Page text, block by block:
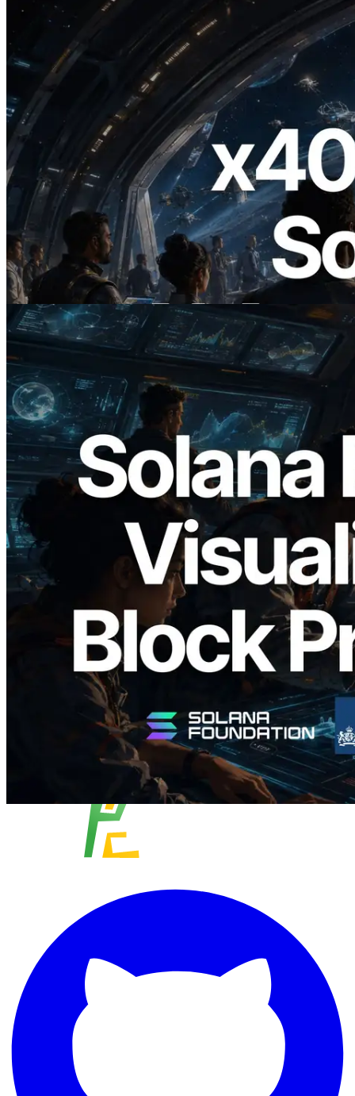
2026.07.04
ERPC Lanceert x402-Enabled Solana
RPC — Het Tijdperk Waarin AI Agents
On Demand Voor API's Betalen
Lees dit artikel
2026.05.24
Validators Solutions lanceert Solana
Block Analyzer — blockproductietijd per
slot en de toegewezen validator
gevisualiseerd